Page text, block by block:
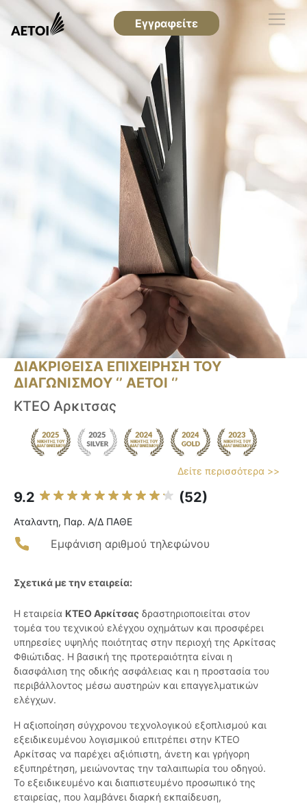
Εγγραφείτε
ΔΙΑΚΡΙΘΕΙΣΑ ΕΠΙΧΕΙΡΗΣΗ ΤΟΥ
ΔΙΑΓΩΝΙΣΜΟΥ ‘’ ΑΕΤΟΙ ‘’
ΚΤΕΟ Αρκιτσας
Δείτε περισσότερα >>
9.2 (52)
Αταλαντη, Παρ. Α/Δ ΠΑΘΕ
Εμφάνιση αριθμού τηλεφώνου
Σχετικά με την εταιρεία:
Η εταιρεία ΚΤΕΟ Αρκίτσας δραστηριοποιείται στον
τομέα του τεχνικού ελέγχου οχημάτων και προσφέρει
υπηρεσίες υψηλής ποιότητας στην περιοχή της Αρκίτσας
Φθιώτιδας. Η βασική της προτεραιότητα είναι η
διασφάλιση της οδικής ασφάλειας και η προστασία του
περιβάλλοντος μέσω αυστηρών και επαγγελματικών
ελέγχων.
Η αξιοποίηση σύγχρονου τεχνολογικού εξοπλισμού και
εξειδικευμένου λογισμικού επιτρέπει στην ΚΤΕΟ
Αρκίτσας να παρέχει αξιόπιστη, άνετη και γρήγορη
εξυπηρέτηση, μειώνοντας την ταλαιπωρία του οδηγού.
Το εξειδικευμένο και διαπιστευμένο προσωπικό της
εταιρείας, που λαμβάνει διαρκή εκπαίδευση,